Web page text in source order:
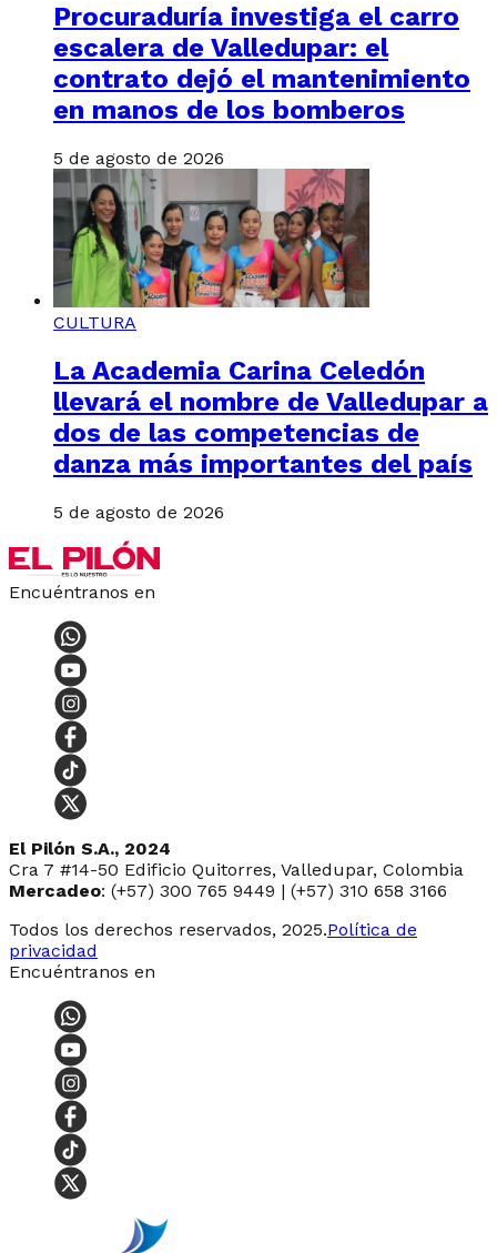
Procuraduría investiga el carro
escalera de Valledupar: el
contrato dejó el mantenimiento
en manos de los bomberos
5 de agosto de 2026
CULTURA
La Academia Carina Celedón
llevará el nombre de Valledupar a
dos de las competencias de
danza más importantes del país
5 de agosto de 2026
Encuéntranos en
El Pilón S.A., 2024
Cra 7 #14-50 Edificio Quitorres, Valledupar, Colombia
Mercadeo: (+57) 300 765 9449 | (+57) 310 658 3166
Todos los derechos reservados, 2025.Política de
privacidad
Encuéntranos en